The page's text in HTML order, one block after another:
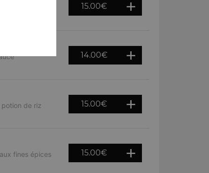
15.00€
14.00€
de riz
15.00€
fines épices
15.00€